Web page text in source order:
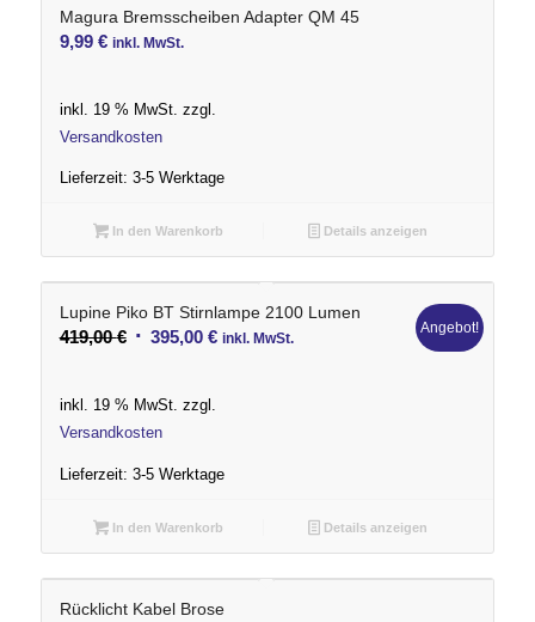
Magura Bremsscheiben Adapter QM 45
9,99 € inkl. MwSt.
inkl. 19 % MwSt. zzgl.
Versandkosten
Lieferzeit: 3-5 Werktage
In den Warenkorb Details anzeigen
Lupine Piko BT Stirnlampe 2100 Lumen
419,00€ Ursprünglicher
395,00 €Aktueller
inkl. MwSt.
Angebot!
inkl. 19 % MwSt. zzgl.
Versandkosten
Lieferzeit: 3-5 Werktage
In den Warenkorb Details anzeigen
Rücklicht Kabel Brose